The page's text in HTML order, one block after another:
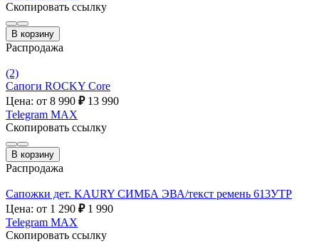
Скопировать ссылку
В корзину
Распродажа
(2)
Сапоги ROCKY Core
Цена: от 8 990 ₽ 13 990
Telegram MAX
Скопировать ссылку
В корзину
Распродажа
Сапожки дет. KAURY СИМБА ЭВА/текст ремень 613УТР
Цена: от 1 290 ₽ 1 990
Telegram MAX
Скопировать ссылку